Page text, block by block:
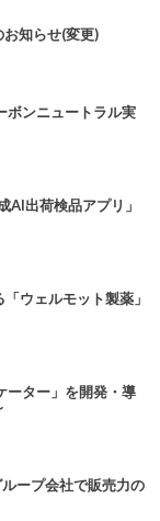
知らせ(変更)
ボンニュートラル実
AI出荷検品アプリ」
ウェルモット製薬」
ーター」を開発・導
ープ会社で販売力の